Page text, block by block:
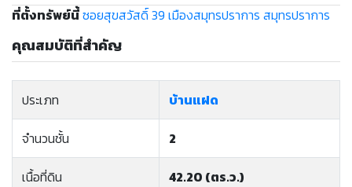
ที่ตั้งทรัพย์นี้ซอยสุขสวัสดิ์ 39 เมืองสมุทรปราการ สมุทรปราการ
คุณสมบัติที่สำคัญ
ประเภท บ้านแฝด
จำนวนชั้น 2
เนื้อที่ดิน 42.20 (ตร.ว.)